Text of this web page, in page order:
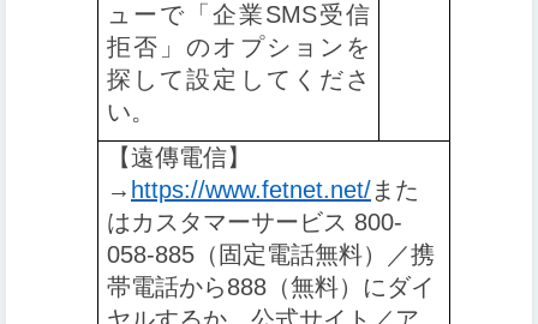
ューで「企業SMS受信
拒否」のオプションを
探して設定してくださ
い。
【️遠傳電信】
→ https://www.fetnet.net/また
はカスタマーサービス 800-
058-885（固定電話無料）／携
帯電話から888（無料）にダイ